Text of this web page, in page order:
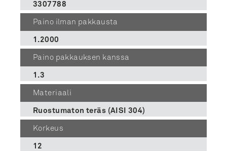
3307788
Paino ilman pakkausta
1.2000
Paino pakkauksen kanssa
1.3
Materiaali
Ruostumaton teräs (AISI 304)
Korkeus
12